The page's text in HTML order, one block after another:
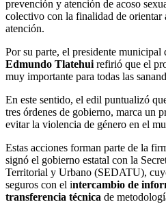
prevención y atención de acoso
colectivo con la finalidad de orientar
atención.
Por su parte, el presidente municipal
Edmundo Tlatehui refirió que el
muy importante para todas las
En este sentido, el edil puntualizó
tres órdenes de gobierno, marca un
evitar la violencia de género en el
Estas acciones forman parte de la
signó el gobierno estatal con la
Territorial y Urbano (SEDATU),
seguros con el intercambio de
transferencia técnica de